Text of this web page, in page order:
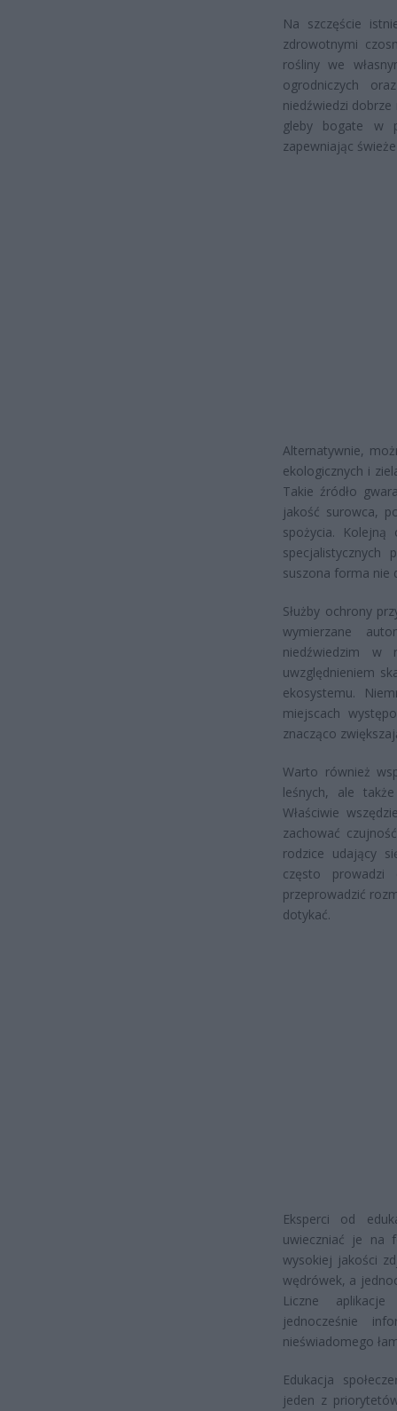
Na szczęście
zdrowotnymi
rośliny we
ogrodniczych
niedźwiedzi
gleby bogate w
zapewniając
Alternatywnie,
ekologicznych i
Takie źródło
jakość surowca,
spożycia.
specjalistycznych
suszona forma nie
Służby ochrony
wymierzane
niedźwiedzim w
uwzględnieniem
ekosystemu.
miejscach
znacząco
Warto również
leśnych, ale
Właściwie
zachować
rodzice udający
często prowadzi
przeprowadzić
dotykać.
Eksperci od
uwieczniać je na
wysokiej jakości
wędrówek, a
Liczne
jednocześnie
nieświadomego
Edukacja
jeden z